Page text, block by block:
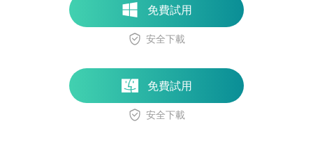
免費試用
安全下載
免費試用
安全下載